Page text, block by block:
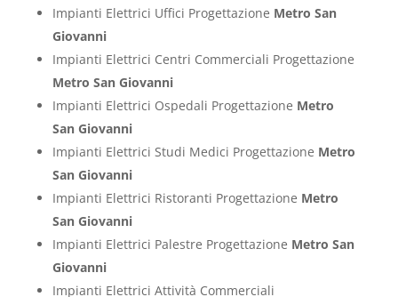
Impianti Elettrici Uffici Progettazione Metro San
Giovanni
Impianti Elettrici Centri Commerciali Progettazione
Metro San Giovanni
Impianti Elettrici Ospedali Progettazione Metro
San Giovanni
Impianti Elettrici Studi Medici Progettazione Metro
San Giovanni
Impianti Elettrici Ristoranti Progettazione Metro
San Giovanni
Impianti Elettrici Palestre Progettazione Metro San
Giovanni
Impianti Elettrici Attività Commerciali